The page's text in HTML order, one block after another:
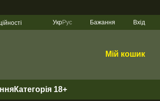
200 грн
УкрРус Бажання Вхід
Мій кошик
Категорія 18+